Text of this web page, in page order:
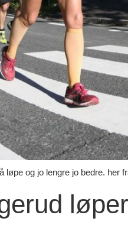
løpe og jo lengre jo bedre. her